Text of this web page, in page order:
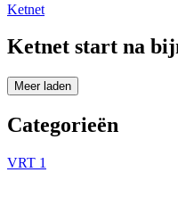
Ketnet
Ketnet start na
Meer laden
Categorieën
VRT 1